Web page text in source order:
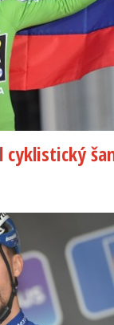
cyklistický